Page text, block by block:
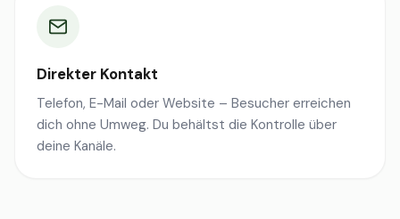
Direkter Kontakt
Telefon, E-Mail oder Website – Besucher erreichen
dich ohne Umweg. Du behältst die Kontrolle über
deine Kanäle.